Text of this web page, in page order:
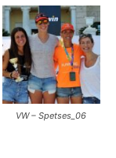
VW – Spetses_06